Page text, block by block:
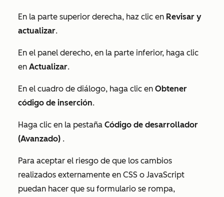
En la parte superior derecha, haz clic en Revisar y
actualizar.
En el panel derecho, en la parte inferior, haga clic
en Actualizar.
En el cuadro de diálogo, haga clic en Obtener
código de inserción.
Haga clic en la pestaña Código de desarrollador
(Avanzado) .
Para aceptar el riesgo de que los cambios
realizados externamente en CSS o JavaScript
puedan hacer que su formulario se rompa,